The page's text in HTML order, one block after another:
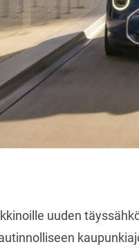
uuden